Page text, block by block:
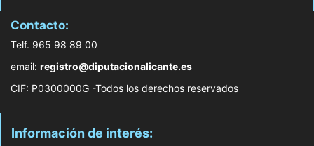
Contacto:
Telf. 965 98 89 00
email: registro@diputacionalicante.es
CIF: P0300000G -Todos los derechos reservados
Información de interés: